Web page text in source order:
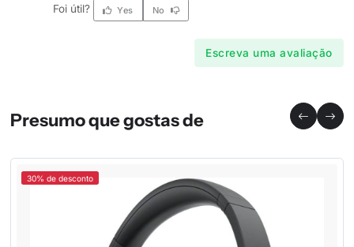
Foi útil? Yes No
Escreva uma avaliação
Presumo que gostas de
30% de desconto